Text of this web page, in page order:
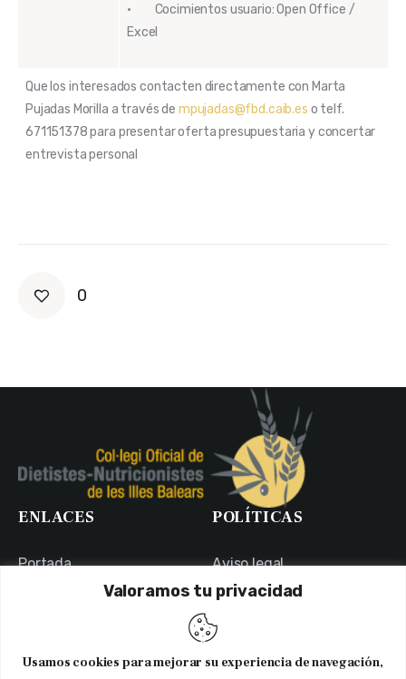
Valoramos tu privacidad
Usamos cookies para mejorar su experiencia de navegación,
· Cocimientos usuario: Open Office /
Excel
Que los interesados contacten directamente con Marta
Pujadas Morilla a través de mpujadas@fbd.caib.es o telf.
671151378 para presentar oferta presupuestaria y concertar
entrevista personal
0
ENLACES
Portada
Portal de Transparencia
Usuarios
POLÍTICAS
Aviso legal
Política de Privacidad
Política de Cookies
Canal Ético